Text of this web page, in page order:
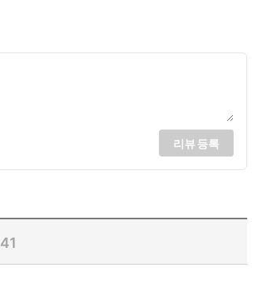
리뷰 등록
41